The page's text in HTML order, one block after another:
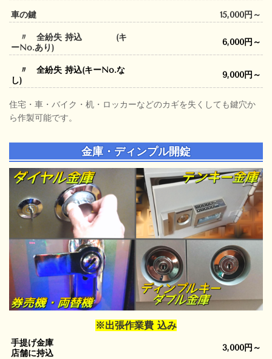
車の鍵 15,000円～
〃 全紛失 持込 (キ
ーNo.あり)
6,000円～
〃 全紛失 持込(キーNo.な
し)
9,000円～
住宅・車・バイク・机・ロッカーなどのカギを失くしても鍵穴か
ら作製可能です。
金庫・ディンプル開錠
※出張作業費 込み
手提げ金庫
店舗に持込
3,000円～